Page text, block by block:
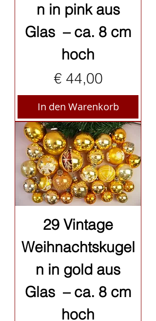
n in pink aus
Glas – ca. 8 cm
hoch
Preis
€ 44,00
In den Warenkorb
29 Vintage
Weihnachtskugel
n in gold aus
Glas – ca. 8 cm
hoch